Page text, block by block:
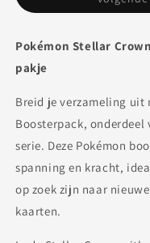
Pokémon Stellar
pakje
Breid je verzameling uit
Boosterpack,
serie. Deze Pokémon
spanning en kracht,
op zoek zijn naar
kaarten.